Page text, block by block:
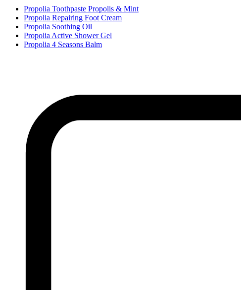
Propolia Toothpaste Propolis & Mint
Propolia Repairing Foot Cream
Propolia Soothing Oil
Propolia Active Shower Gel
Propolia 4 Seasons Balm